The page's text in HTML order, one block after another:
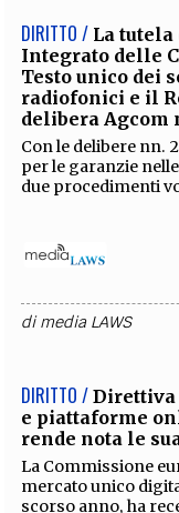
DIRITTO / La
Integrato delle
Testo unico dei
radiofonici e il
delibera Agcom
Con le delibere nn.
per le garanzie
due procedimenti
dimedia LAWS
DIRITTO / Direttiva
e piattaforme
rende nota le
La Commissione
mercato unico
scorso anno, ha